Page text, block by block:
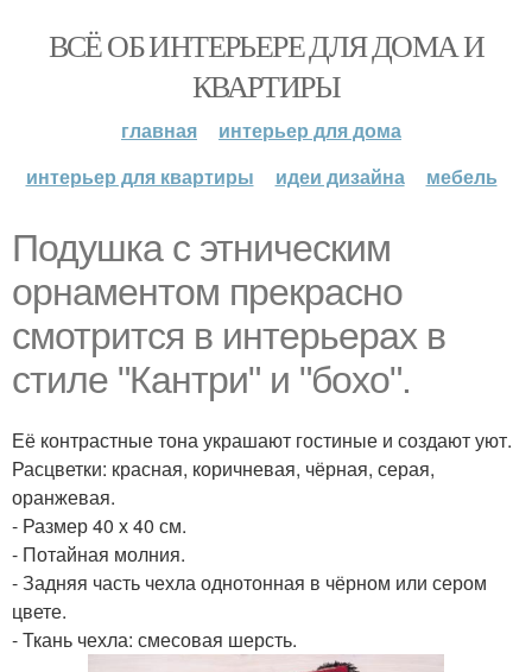
ВСЁ ОБ ИНТЕРЬЕРЕ ДЛЯ ДОМА И
КВАРТИРЫ
главная
интерьер для дома
интерьер для квартиры
идеи дизайна мебель
Подушка с этническим
орнаментом прекрасно
смотрится в интерьерах в
стиле "Кантри" и "бохо".
Её контрастные тона украшают гостиные и создают уют.
Расцветки: красная, коричневая, чёрная, серая,
оранжевая.
- Размер 40 х 40 см.
- Потайная молния.
- Задняя часть чехла однотонная в чёрном или сером
цвете.
- Ткань чехла: смесовая шерсть.